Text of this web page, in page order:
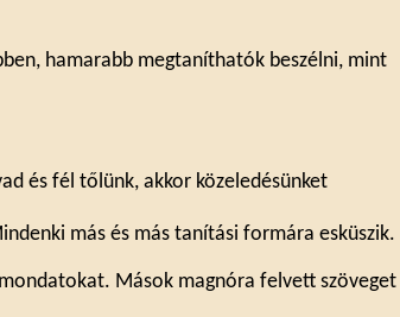
hamarabb megtaníthatók beszélni, mint
és fél tőlünk, akkor közeledésünket
más és más tanítási formára esküszik.
Mások magnóra felvett szöveget